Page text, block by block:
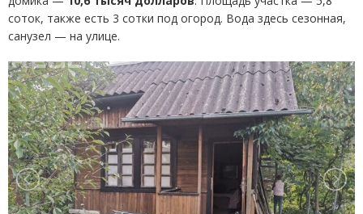
соток, также есть 3 сотки под огород. Вода здесь сезонная,
санузел — на улице.